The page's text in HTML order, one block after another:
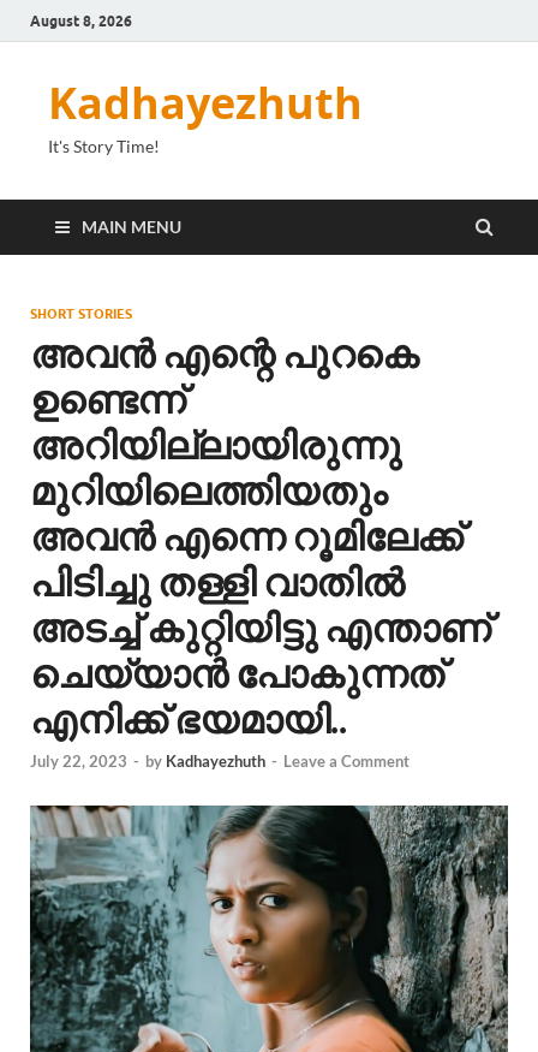
August 8, 2026
Kadhayezhuth
It's Story Time!
MAIN MENU
SHORT STORIES
അവൻ എന്റെ പുറകെ
ഉണ്ടെന്ന്
അറിയില്ലായിരുന്നു
മുറിയിലെത്തിയതും
അവൻ എന്നെ റൂമിലേക്ക്
പിടിച്ചു തള്ളി വാതിൽ
അടച്ച് കുറ്റിയിട്ടു എന്താണ്
ചെയ്യാൻ പോകുന്നത്
എനിക്ക് ഭയമായി..
July 22, 2023 - by Kadhayezhuth - Leave a Comment